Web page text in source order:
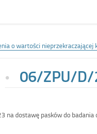
o wartości
06/ZPU/
dostawę pasków do badania